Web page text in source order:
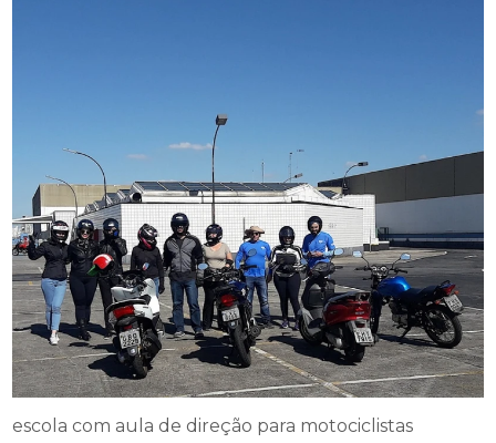
escola com aula de direção para motociclistas